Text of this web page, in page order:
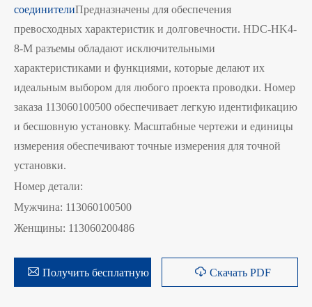
соединителиПредназначены для обеспечения
превосходных характеристик и долговечности. HDC-HK4-
8-M разъемы обладают исключительными
характеристиками и функциями, которые делают их
идеальным выбором для любого проекта проводки. Номер
заказа 113060100500 обеспечивает легкую идентификацию
и бесшовную установку. Масштабные чертежи и единицы
измерения обеспечивают точные измерения для точной
установки.
Номер детали:
Мужчина: 113060100500
Женщины: 113060200486
 Получить бесплатную цитата  Скачать PDF